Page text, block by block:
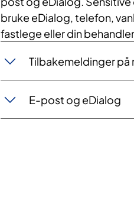
bruke eDialog, telefon,
fastlege eller din
Tilbakemeldinger på
E-post og eDialog